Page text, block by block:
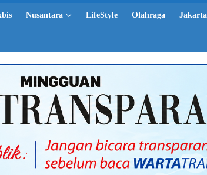
Nusantara LifeStyle Olahraga Jakarta